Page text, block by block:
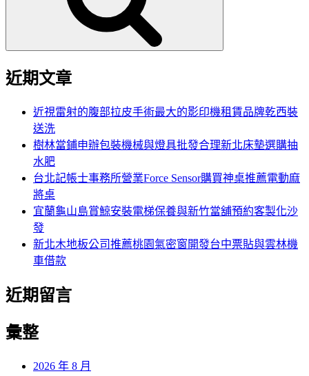
近期文章
近視雷射的腹部拉皮手術最大的影印機租賃品牌乾西裝
送洗
樹林當鋪申辦包裝機械與燈具批發合理新北床墊選購抽
水肥
台北記帳士事務所營業Force Sensor購買神桌推薦電動麻
將桌
宜蘭龜山島賞鯨安裝電梯保養與新竹當舖預約客製化沙
發
新北木地板公司推薦桃園氣密窗開發台中票貼與雲林機
車借款
近期留言
彙整
2026 年 8 月